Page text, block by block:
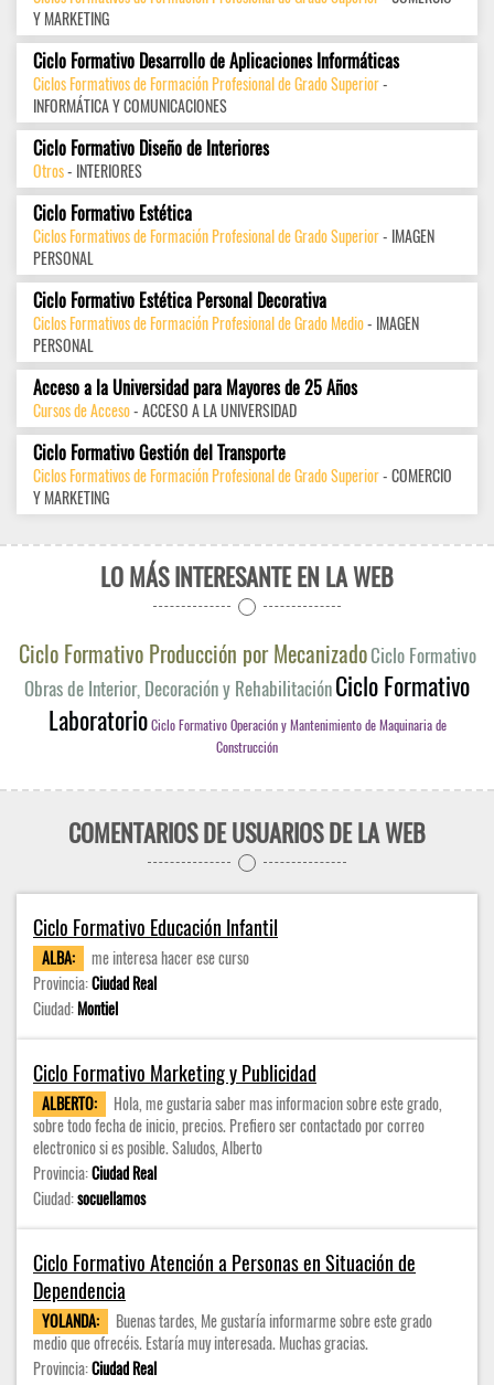
Y MARKETING
Ciclo Formativo Desarrollo de Aplicaciones Informáticas
Ciclos Formativos de Formación Profesional de Grado Superior-
INFORMÁTICA Y COMUNICACIONES
Ciclo Formativo Diseño de Interiores
Otros- INTERIORES
Ciclo Formativo Estética
Ciclos Formativos de Formación Profesional de Grado Superior- IMAGEN
PERSONAL
Ciclo Formativo Estética Personal Decorativa
Ciclos Formativos de Formación Profesional de Grado Medio- IMAGEN
PERSONAL
Acceso a la Universidad para Mayores de 25 Años
Cursos de Acceso- ACCESO A LA UNIVERSIDAD
Ciclo Formativo Gestión del Transporte
Ciclos Formativos de Formación Profesional de Grado Superior- COMERCIO
Y MARKETING
LO MÁS INTERESANTE EN LA WEB
Ciclo Formativo Producción por MecanizadoCiclo Formativo
Obras de Interior, Decoración y RehabilitaciónCiclo Formativo
Laboratorio Ciclo Formativo Operación y Mantenimiento de Maquinaria de
Construcción
COMENTARIOS DE USUARIOS DE LA WEB
Ciclo Formativo Educación Infantil
ALBA:
me interesa hacer ese curso
Provincia:Ciudad Real
Ciudad:Montiel
Ciclo Formativo Marketing y Publicidad
ALBERTO:
Hola, me gustaria saber mas informacion sobre este grado,
sobre todo fecha de inicio, precios. Prefiero ser contactado por correo
electronico si es posible. Saludos, Alberto
Provincia:Ciudad Real
Ciudad:socuellamos
Ciclo Formativo Atención a Personas en Situación de
Dependencia
YOLANDA:
Buenas tardes, Me gustaría informarme sobre este grado
medio que ofrecéis. Estaría muy interesada. Muchas gracias.
Provincia:Ciudad Real